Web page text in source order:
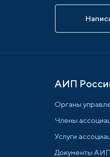
АИП
Органы
Члены
Услуги
Документы АИП